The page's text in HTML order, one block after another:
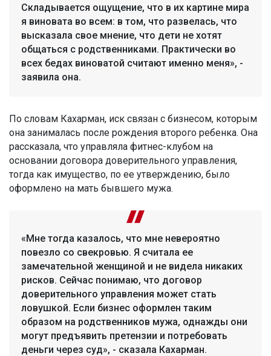
Складывается ощущение, что в их картине мира
я виновата во всем: в том, что развелась, что
высказала свое мнение, что дети не хотят
общаться с родственниками. Практически во
всех бедах виноватой считают именно меня», -
заявила она.
По словам Кахарман, иск связан с бизнесом, которым
она занималась после рождения второго ребенка. Она
рассказала, что управляла фитнес-клубом на
основании договора доверительного управления,
тогда как имущество, по ее утверждению, было
оформлено на мать бывшего мужа.
«Мне тогда казалось, что мне невероятно
повезло со свекровью. Я считала ее
замечательной женщиной и не видела никаких
рисков. Сейчас понимаю, что договор
доверительного управления может стать
ловушкой. Если бизнес оформлен таким
образом на родственников мужа, однажды они
могут предъявить претензии и потребовать
деньги через суд», - сказала Кахарман.